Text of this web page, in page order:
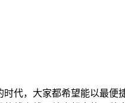
代，大家都希望能以最